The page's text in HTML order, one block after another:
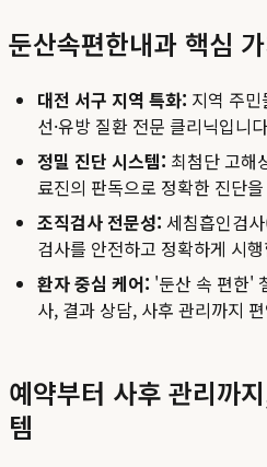
둔산속편한내과 핵심
대전 서구 지역 특화: 지역 주
선·유방 질환 전문 클리닉입니
정밀 진단 시스템: 최첨단 고해
료진의 판독으로 정확한 진단
조직검사 전문성: 세침흡인검
검사를 안전하고 정확하게 시
환자 중심 케어: '둔산 속 편한'
사, 결과 상담, 사후 관리까지
예약부터 사후 관리까
템